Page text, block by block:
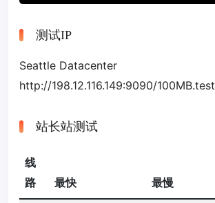
测试IP
Seattle Datacenter
http://198.12.116.149:9090/100MB.test
站长站测试
线
路
最快 最慢